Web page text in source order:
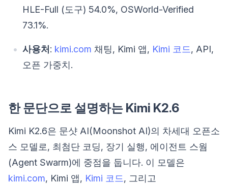
HLE-Full (도구) 54.0%, OSWorld-Verified
73.1%.
사용처 : kimi.com 채팅, Kimi 앱, Kimi 코드, API,
오픈 가중치.
한 문단으로 설명하는 Kimi K2.6
Kimi K2.6은 문샷 AI(Moonshot AI)의 차세대 오픈소
스 모델로, 최첨단 코딩, 장기 실행, 에이전트 스웜
(Agent Swarm)에 중점을 둡니다. 이 모델은
kimi.com, Kimi 앱, Kimi 코드, 그리고